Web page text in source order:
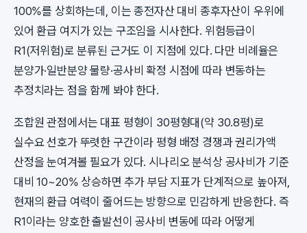
100%를 상회하는데, 이는 종전자산 대비 종후자산이 우위에
있어 환급 여지가 있는 구조임을 시사한다. 위험등급이
R1(저위험)로 분류된 근거도 이 지점에 있다. 다만 비례율은
분양가·일반분양 물량·공사비 확정 시점에 따라 변동하는
추정치라는 점을 함께 봐야 한다.
조합원 관점에서는 대표 평형이 30평형대(약 30.8평)로
실수요 선호가 뚜렷한 구간이라 평형 배정 경쟁과 권리가액
산정을 눈여겨볼 필요가 있다. 시나리오 분석상 공사비가 기준
대비 10~20% 상승하면 추가 부담 지표가 단계적으로 높아져,
현재의 환급 여력이 줄어드는 방향으로 민감하게 반응한다. 즉
R1이라는 양호한 출발선이 공사비 변동에 따라 어떻게